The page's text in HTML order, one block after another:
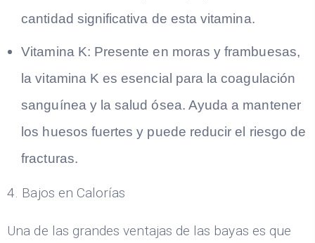
cantidad significativa de esta vitamina.
Vitamina K: Presente en moras y frambuesas,
la vitamina K es esencial para la coagulación
sanguínea y la salud ósea. Ayuda a mantener
los huesos fuertes y puede reducir el riesgo de
fracturas.
4. Bajos en Calorías
Una de las grandes ventajas de las bayas es que